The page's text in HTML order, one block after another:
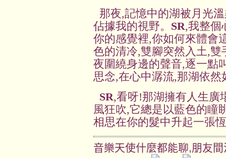
那夜,記憶中的湖被月光
佔據我的視野。 SR,我整個
你的感覺裡,你如何來體會
色的清冷,雙腳突然入土,
夜圍繞身邊的聲音,逐一點
思念,在心中潺流,那湖依
SR,看呀!那湖擁有人生廣
風狂吹,它總是以藍色的瞳
相思在你的髮中升起一張
音樂天使什麼都能聊,朋友